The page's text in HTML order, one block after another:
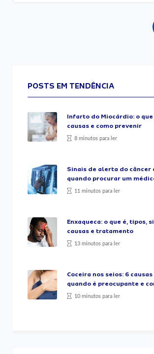
POSTS EM TENDÊNCIA
Infarto do Miocárdio: o que
causas e como prevenir
8 minutos para ler
Sinais de alerta do câncer
quando procurar um
11 minutos para ler
Enxaqueca: o que é, tipos,
causas e tratamento
13 minutos para ler
Coceira nos seios: 6
quando é preocupante e
10 minutos para ler